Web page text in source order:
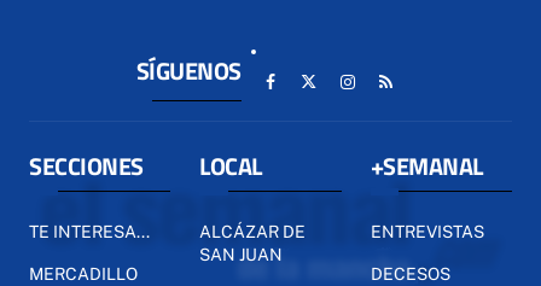
SÍGUENOS
SECCIONES
TE INTERESA...
MERCADILLO
LOCAL
ALCÁZAR DE
SAN JUAN
+SEMANAL
ENTREVISTAS
DECESOS